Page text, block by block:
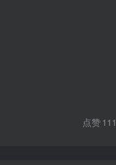
点赞111